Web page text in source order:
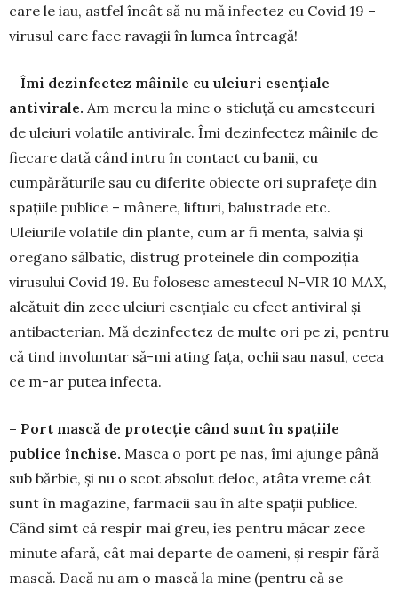
care le iau, astfel încât să nu mă infectez cu Covid 19 –
virusul care face ravagii în lumea întreagă!
– Îmi dezinfectez mâinile cu uleiuri esențiale
antivirale. Am mereu la mine o sticluță cu ames­tecuri
de uleiuri volatile antivirale. Îmi dezinfectez mâinile de
fiecare dată când intru în contact cu banii, cu
cumpărăturile sau cu diferite obiecte ori suprafețe din
spațiile publice – mânere, lifturi, balustrade etc.
Uleiurile volatile din plante, cum ar fi menta, salvia și
oregano sălbatic, distrug pro­teinele din compoziția
virusului Covid 19. Eu folo­sesc amestecul N-VIR 10 MAX,
alcătuit din zece uleiuri esențiale cu efect antiviral și
antibacterian. Mă dezinfectez de multe ori pe zi, pentru
că tind involuntar să-mi ating fața, ochii sau nasul, ceea
ce m-ar putea infecta.
– Port mască de protecție când sunt în spațiile
publice închise. Masca o port pe nas, îmi ajunge până
sub bărbie, și nu o scot absolut de­loc, atâta vreme cât
sunt în maga­zine, farmacii sau în alte spații publice.
Când simt că respir mai greu, ies pentru măcar zece
minute afară, cât mai departe de oameni, și respir fără
mas­că. Dacă nu am o mască la mine (pentru că se